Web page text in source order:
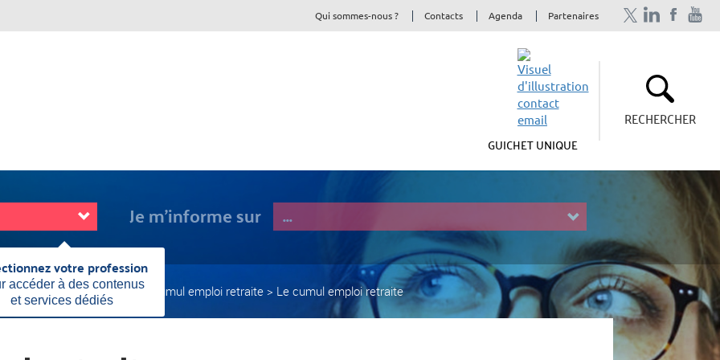
Qui sommes-nous ? Contacts Agenda Partenaires
GUICHET UNIQUE
RECHERCHER
Je m'informe sur
votre profession
accéder à des contenus
et services dédiés
Fermer
information
La cessation d'activité
Le cumul emploi retraite
Le cumul emploi retraite